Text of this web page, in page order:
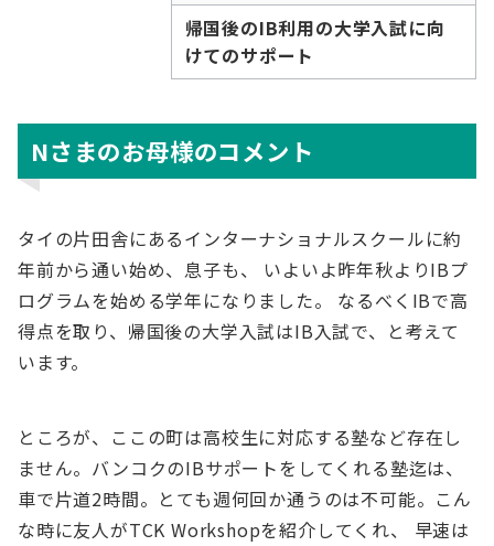
帰国後のIB利用の大学入試に向
けてのサポート
Nさまのお母様のコメント
タイの片田舎にあるインターナショナルスクールに約
年前から通い始め、息子も、 いよいよ昨年秋よりIBプ
ログラムを始める学年になりました。 なるべくIBで高
得点を取り、帰国後の大学入試はIB入試で、と考えて
います。
ところが、ここの町は高校生に対応する塾など存在し
ません。バンコクのIBサポートをしてくれる塾迄は、
車で片道2時間。とても週何回か通うのは不可能。こん
な時に友人がTCK Workshopを紹介してくれ、 早速は